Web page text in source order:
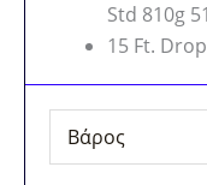
Std 810g
15 Ft.
Βάρος